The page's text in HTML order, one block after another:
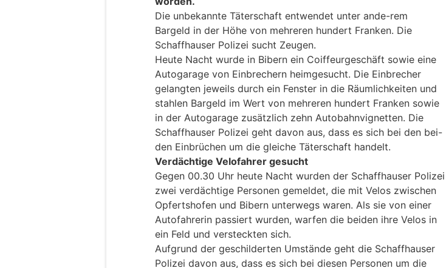
Die unbekannte Täterschaft entwendet unter ande-rem
Bargeld in der Höhe von mehreren hundert Franken. Die
Schaffhauser Polizei sucht Zeugen.
Heute Nacht wurde in Bibern ein Coiffeurgeschäft sowie eine
Autogarage von Einbrechern heimgesucht. Die Einbrecher
gelangten jeweils durch ein Fenster in die Räumlichkeiten und
stahlen Bargeld im Wert von mehreren hundert Franken sowie
in der Autogarage zusätzlich zehn Autobahnvignetten. Die
Schaffhauser Polizei geht davon aus, dass es sich bei den bei-
den Einbrüchen um die gleiche Täterschaft handelt.
Verdächtige Velofahrer gesucht
Gegen 00.30 Uhr heute Nacht wurden der Schaffhauser Polizei
zwei verdächtige Personen gemeldet, die mit Velos zwischen
Opfertshofen und Bibern unterwegs waren. Als sie von einer
Autofahrerin passiert wurden, warfen die beiden ihre Velos in
ein Feld und versteckten sich.
Aufgrund der geschilderten Umstände geht die Schaffhauser
Polizei davon aus, dass es sich bei diesen Personen um die